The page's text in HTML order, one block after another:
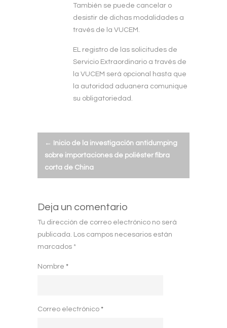
También se puede cancelar o
desistir de dichas modalidades a
través de la VUCEM.
EL registro de las solicitudes de
Servicio Extraordinario a través de
la VUCEM será opcional hasta que
la autoridad aduanera comunique
su obligatoriedad.
Post
navigation
←
Inicio de la investigación antidumping
sobre importaciones de poliéster fibra
corta de China
Deja un comentario
Tu dirección de correo electrónico no será
publicada. Los campos necesarios están
marcados *
Nombre *
Correo electrónico *